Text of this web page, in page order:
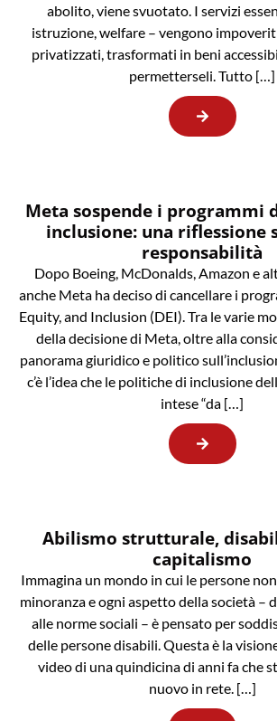
abolito, viene svuotato. I servizi
istruzione, welfare – vengono
privatizzati, trasformati in beni
permetterseli. Tutto […]
Meta sospende i programmi
inclusione: una riflessione
responsabilità
Dopo Boeing, McDonalds, Amazon e
anche Meta ha deciso di cancellare i
Equity, and Inclusion (DEI). Tra le varie
della decisione di Meta, oltre alla
panorama giuridico e politico
c’è l’idea che le politiche di inclusione
intese “da […]
Abilismo strutturale,
capitalismo
Immagina un mondo in cui le persone
minoranza e ogni aspetto della società –
alle norme sociali – è pensato per
delle persone disabili. Questa è la
video di una quindicina di anni fa che
nuovo in rete. […]